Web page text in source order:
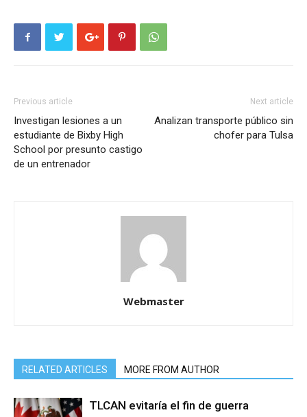
Previous article
Investigan lesiones a un
estudiante de Bixby High
School por presunto castigo
de un entrenador
Next article
Analizan transporte público sin
chofer para Tulsa
Webmaster
RELATED ARTICLES MORE FROM AUTHOR
TLCAN evitaría el fin de guerra